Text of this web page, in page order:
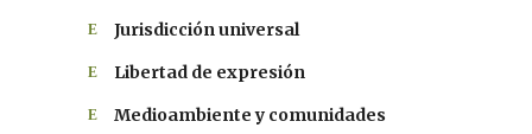
Jurisdicción universal
Libertad de expresión
Medioambiente y comunidades